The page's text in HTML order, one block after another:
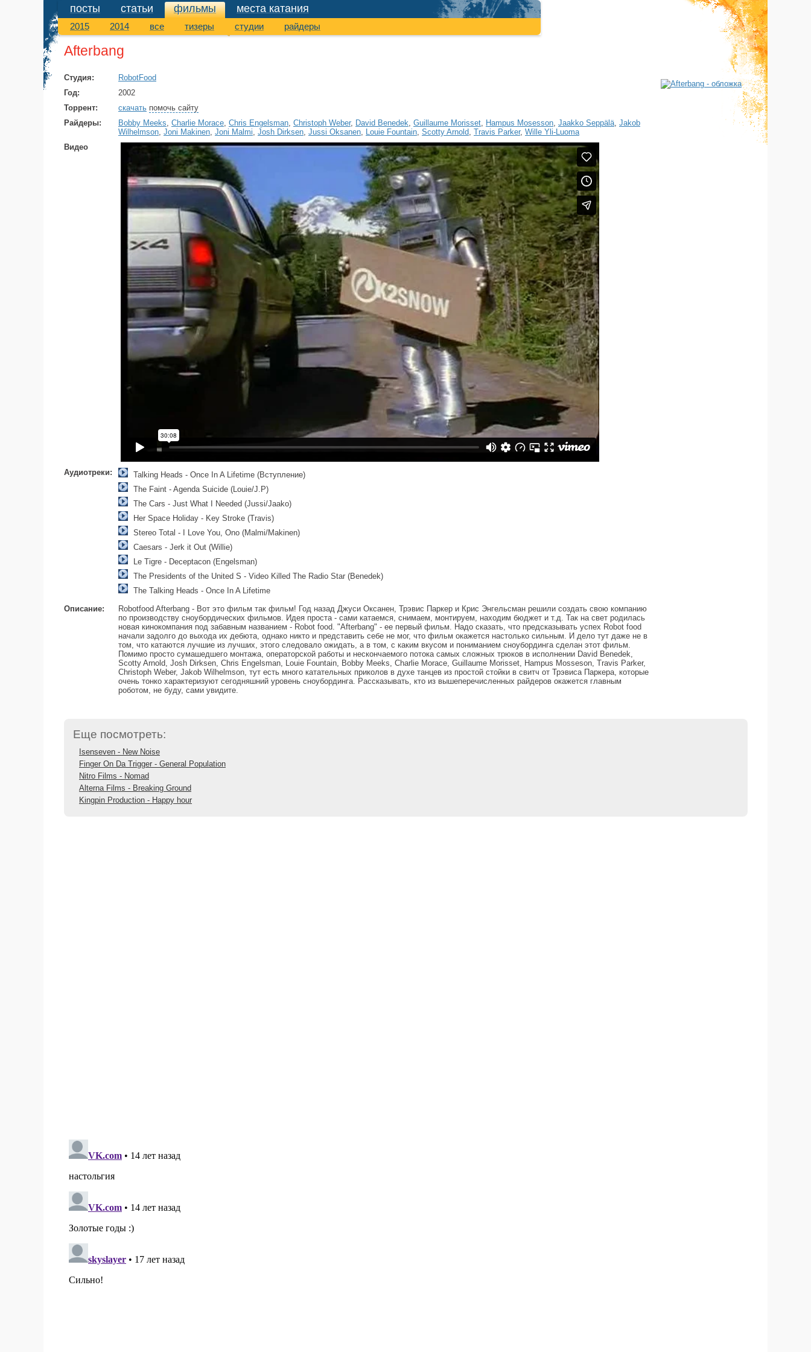
посты статьи фильмы
фильмы места катания
2015 2014 все тизеры студии райдеры
Afterbang
Студия:
RobotFood
Год:
2002
Торрент:
скачать помочь сайту
Райдеры:
Bobby Meeks Charlie Morace Chris Engelsman Christoph Weber, David Benedek Guillaume Morisset Hampus Mosesson Jaakko Seppälä Jakob
Wilhelmson Joni Makinen Joni Malmi Josh Dirksen Jussi Oksanen Louie Fountain Scotty Arnold Travis Parker, Wille Yli-Luoma
Видео
Аудиотреки:
Talking Heads - Once In A Lifetime (Вступление)
The Faint - Agenda Suicide (Louie/J.P)
The Cars - Just What I Needed (Jussi/Jaako)
Her Space Holiday - Key Stroke (Travis)
Stereo Total - I Love You, Ono (Malmi/Makinen)
Caesars - Jerk it Out (Willie)
Le Tigre - Deceptacon (Engelsman)
The Presidents of the United S - Video Killed The Radio Star (Benedek)
The Talking Heads - Once In A Lifetime
Описание:
Robotfood Afterbang - Вот это фильм так фильм! Год назад Джуси Оксанен, Трэвис Паркер и Крис Энгельсман решили создать свою компанию
по производству сноубордических фильмов. Идея проста - сами катаемся, снимаем, монтируем, находим бюджет и т.д. Так на свет родилась
новая кинокомпания под забавным названием - Robot food. "Afterbang" - ее первый фильм. Надо сказать, что предсказывать успех Robot food
начали задолго до выхода их дебюта, однако никто и представить себе не мог, что фильм окажется настолько сильным. И дело тут даже не в
том, что катаются лучшие из лучших, этого следовало ожидать, а в том, с каким вкусом и пониманием сноубординга сделан этот фильм.
Помимо просто сумашедшего монтажа, операторской работы и нескончаемого потока самых сложных трюков в исполнении David Benedek,
Scotty Arnold, Josh Dirksen, Chris Engelsman, Louie Fountain, Bobby Meeks, Charlie Morace, Guillaume Morisset, Hampus Mosseson, Travis Parker,
Christoph Weber, Jakob Wilhelmson, тут есть много катательных приколов в духе танцев из простой стойки в свитч от Трэвиса Паркера, которые
очень тонко характеризуют сегодняшний уровень сноубординга. Рассказывать, кто из вышеперечисленных райдеров окажется главным
роботом, не буду, сами увидите.
Еще посмотреть:
Isenseven - New Noise
Finger On Da Trigger - General Population
Nitro Films - Nomad
Alterna Films - Breaking Ground
Kingpin Production - Happy hour